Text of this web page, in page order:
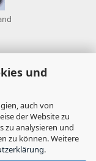
und
auch von
der Website zu
zu analysieren und
zu können. Weitere
.